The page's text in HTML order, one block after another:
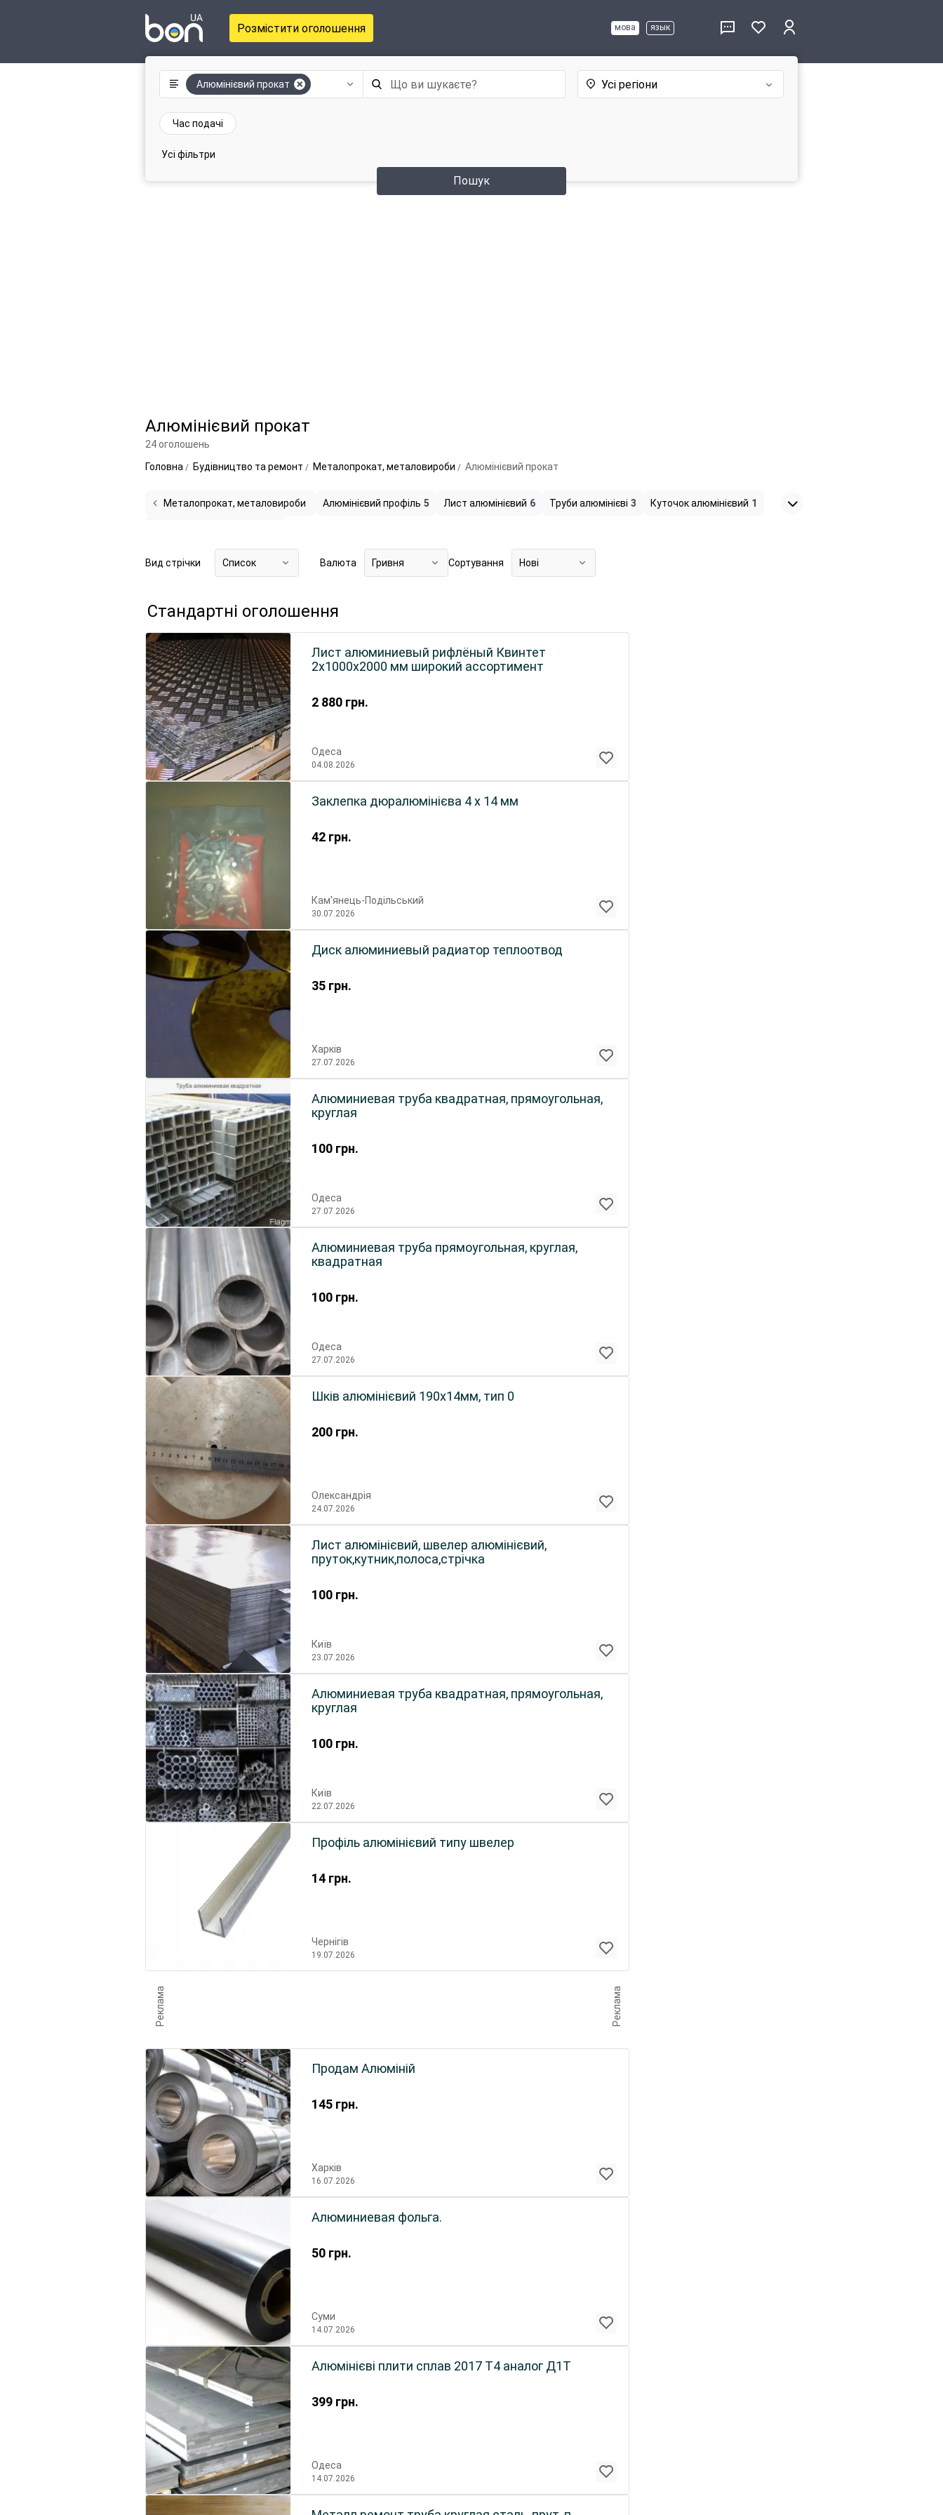
Розмістити оголошення мова язык
Алюмінієвий прокат Усі регіони
Пошук
Час подачі
Усі фільтри
Алюмінієвий прокат
24 оголошень
Головна
Будівництво та ремонт Металопрокат, металовироби Алюмінієвий прокат
Металопрокат, металовироби Алюмінієвий профіль 5 Лист алюмінієвий 6 Труби алюмінієві 3 Куточок алюмінієвий 1
Вид стрічки Список Валюта Гривня Сортування Нові
Стандартні оголошення
2 880 грн.
Лист алюминиевый рифлёный Квинтет
2х1000х2000 мм широкий ассортимент
Одеса
04.08.2026
42 грн.
Заклепка дюралюмінієва 4 х 14 мм
Кам'янець-Подільський
30.07.2026
35 грн.
Диск алюминиевый радиатор теплоотвод
Харків
27.07.2026
100 грн.
Алюминиевая труба квадратная, прямоугольная,
круглая
Одеса
27.07.2026
100 грн.
Алюминиевая труба прямоугольная, круглая,
квадратная
Одеса
27.07.2026
200 грн.
Шків алюмінієвий 190х14мм, тип 0
Олександрія
24.07.2026
100 грн.
Лист алюмінієвий, швелер алюмінієвий,
пруток,кутник,полоса,стрічка
Київ
23.07.2026
100 грн.
Алюминиевая труба квадратная, прямоугольная,
круглая
Київ
22.07.2026
14 грн.
Профіль алюмінієвий типу швелер
Чернігів
19.07.2026
Реклама Реклама
145 грн.
Продам Алюміній
Харків
16.07.2026
50 грн.
Алюминиевая фольга.
Суми
14.07.2026
399 грн.
Алюмінієві плити сплав 2017 Т4 аналог Д1Т
Одеса
14.07.2026